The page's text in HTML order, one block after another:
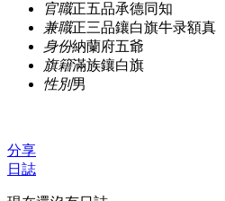
官職正五品承德同知
兼職正三品鑲白旗牛录額真
身份納蘭府五爺
旗籍滿族鑲白旗
性別男
分享
日誌